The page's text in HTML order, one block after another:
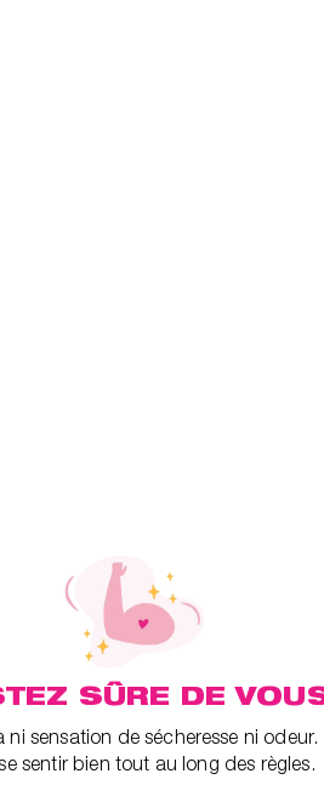
SÛRE DE
ni sensation de sécheresse ni odeur.
sentir bien tout au long des règles.